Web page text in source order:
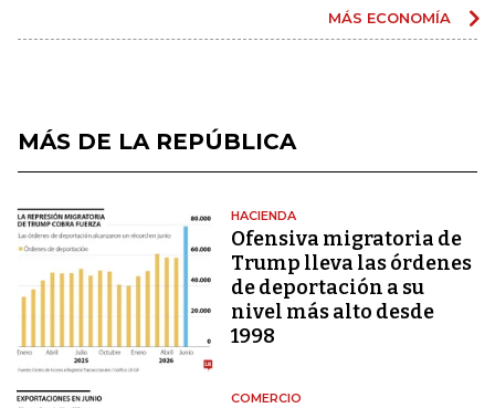
MÁS ECONOMÍA
MÁS DE LA REPÚBLICA
HACIENDA
Ofensiva migratoria de
Trump lleva las órdenes
de deportación a su
nivel más alto desde
1998
COMERCIO